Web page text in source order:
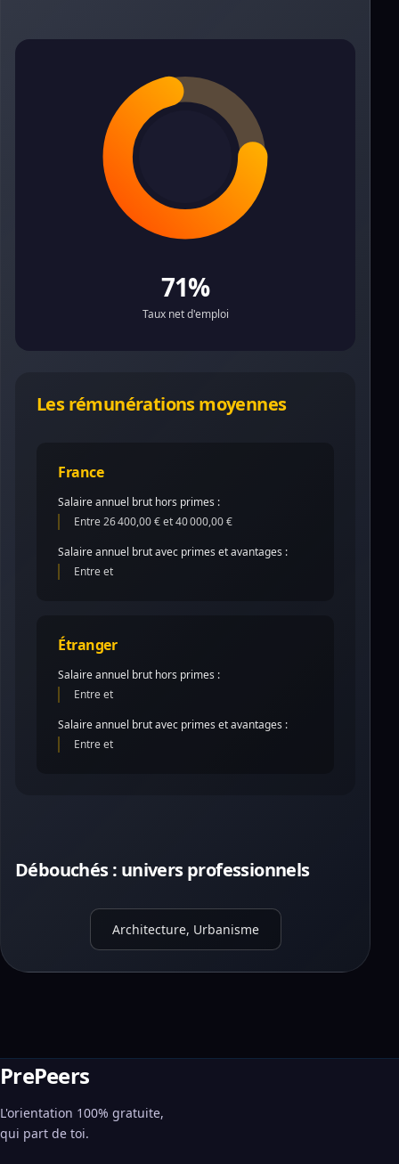
71%
Taux net d'emploi
Les rémunérations moyennes
France
Salaire annuel brut hors primes :
Entre 26 400,00 € et 40 000,00 €
Salaire annuel brut avec primes et avantages :
Entre et
Étranger
Salaire annuel brut hors primes :
Entre et
Salaire annuel brut avec primes et avantages :
Entre et
Débouchés : univers professionnels
Architecture, Urbanisme
PrePeers
L'orientation 100% gratuite,
qui part de toi.